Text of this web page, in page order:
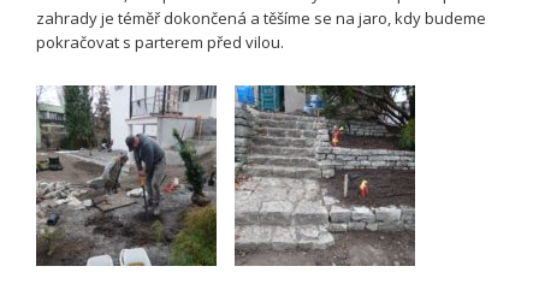
zahrady je téměř dokončená a těšíme se na jaro, kdy budeme
pokračovat s parterem před vilou.